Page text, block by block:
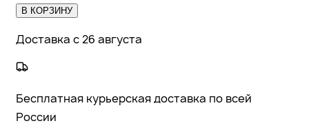
В КОРЗИНУ
Доставка с 26 августа
Бесплатная курьерская доставка по всей
России